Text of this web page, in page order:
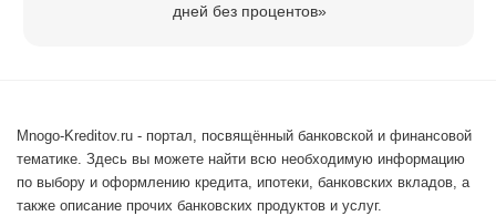
дней без процентов»
Mnogo-Kreditov.ru - портал, посвящённый банковской и финансовой
тематике. Здесь вы можете найти всю необходимую информацию
по выбору и оформлению кредита, ипотеки, банковских вкладов, а
также описание прочих банковских продуктов и услуг.